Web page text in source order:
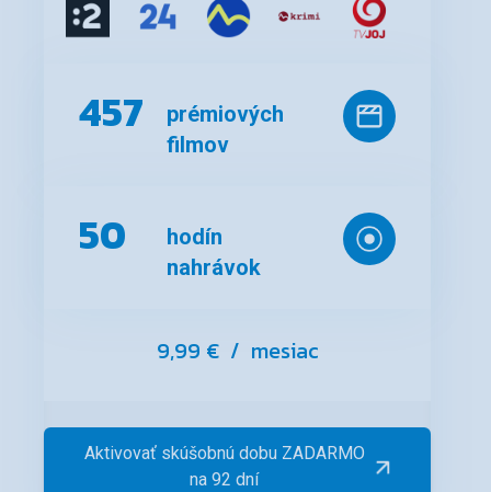
457
prémiových
filmov
50
hodín
nahrávok
9,99 € / mesiac
Aktivovať skúšobnú dobu ZADARMO
na 92 dní